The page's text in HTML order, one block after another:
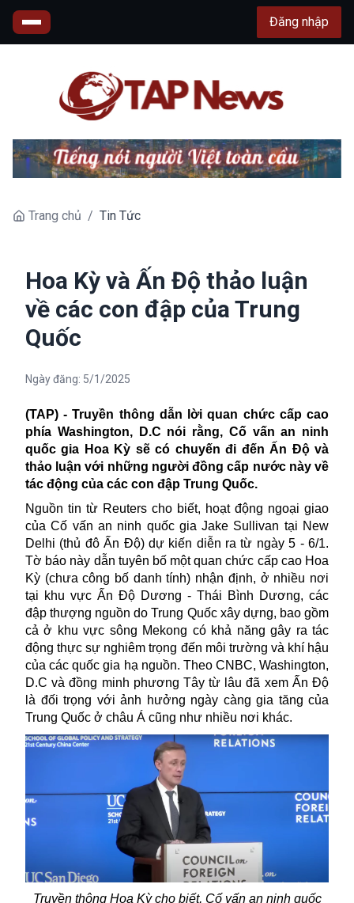
Đăng nhập
Trang chủ / Tin Tức
Hoa Kỳ và Ấn Độ thảo luận
về các con đập của Trung
Quốc
Ngày đăng: 5/1/2025
(TAP) - Truyền thông dẫn lời quan chức cấp cao
phía Washington, D.C nói rằng, Cố vấn an ninh
quốc gia Hoa Kỳ sẽ có chuyến đi đến Ấn Độ và
thảo luận với những người đồng cấp nước này về
tác động của các con đập Trung Quốc.
Nguồn tin từ Reuters cho biết, hoạt động ngoại giao
của Cố vấn an ninh quốc gia Jake Sullivan tại New
Delhi (thủ đô Ấn Độ) dự kiến diễn ra từ ngày 5 - 6/1.
Tờ báo này dẫn tuyên bố một quan chức cấp cao Hoa
Kỳ (chưa công bố danh tính) nhận định, ở nhiều nơi
tại khu vực Ấn Độ Dương - Thái Bình Dương, các
đập thượng nguồn do Trung Quốc xây dựng, bao gồm
cả ở khu vực sông Mekong có khả năng gây ra tác
động thực sự nghiêm trọng đến môi trường và khí hậu
của các quốc gia hạ nguồn. Theo CNBC, Washington,
D.C và đồng minh phương Tây từ lâu đã xem Ấn Độ
là đối trọng với ảnh hưởng ngày càng gia tăng của
Trung Quốc ở châu Á cũng như nhiều nơi khác.
Truyền thông Hoa Kỳ cho biết, Cố vấn an ninh quốc